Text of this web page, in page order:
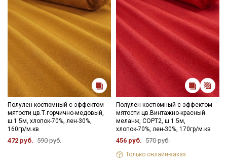
Цветопередача может отличаться от оригинального цвета
ткани в зависимости от настроек вашего монитора и в
зависимости от партии тон ткани может отличаться.
Полулен костюмный с эффектом
мятости цв.Т.горчично-медовый,
ш.1.5м, хлопок-70%, лен-30%,
160гр/м.кв
472 руб. 590 руб.
Полулен костюмный с эффектом
мятости цв.Винтажно-красный
меланж, СОРТ2, ш.1.5м,
хлопок-70%, лен-30%, 170гр/м.кв
456 руб. 570 руб.
Только онлайн-заказ